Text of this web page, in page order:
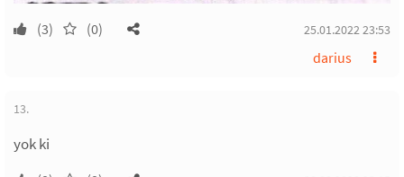
(3) (0) 25.01.2022 23:53
darius
13.
yok ki